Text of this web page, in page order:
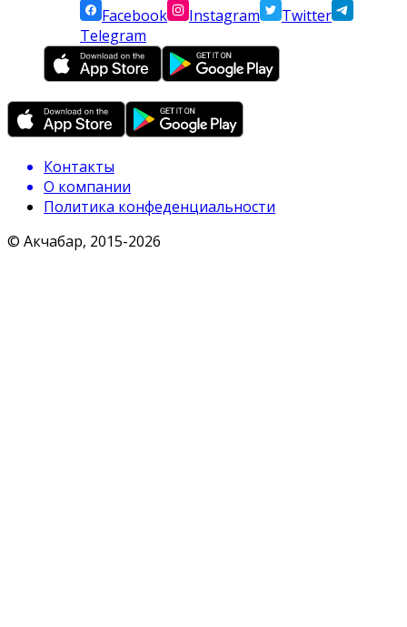
Facebook
Instagram
Twitter
Telegram
Контакты
О компании
Политика конфеденциальности
© Акчабар, 2015-2026